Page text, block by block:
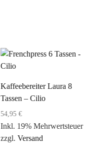
Kaffeebereiter Laura 8
Tassen – Cilio
54,95 €
Inkl. 19% Mehrwertsteuer
zzgl. Versand